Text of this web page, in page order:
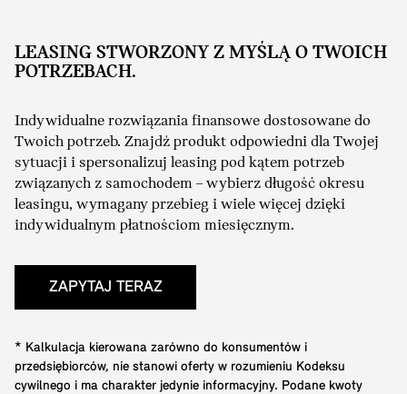
LEASING STWORZONY Z MYŚLĄ O TWOICH
POTRZEBACH.
Indywidualne rozwiązania finansowe dostosowane do
Twoich potrzeb. Znajdź produkt odpowiedni dla Twojej
sytuacji i spersonalizuj leasing pod kątem potrzeb
związanych z samochodem – wybierz długość okresu
leasingu, wymagany przebieg i wiele więcej dzięki
indywidualnym płatnościom miesięcznym.
ZAPYTAJ TERAZ
* Kalkulacja kierowana zarówno do konsumentów i
przedsiębiorców, nie stanowi oferty w rozumieniu Kodeksu
cywilnego i ma charakter jedynie informacyjny. Podane kwoty